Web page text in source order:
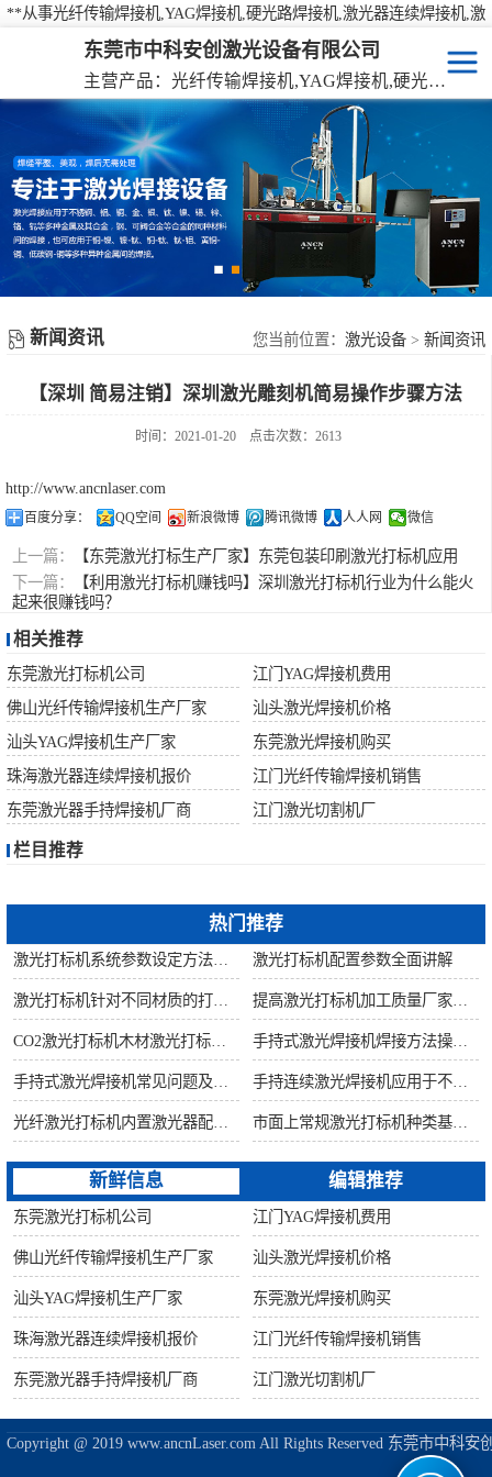
**从事光纤传输焊接机,YAG焊接机,硬光路焊接机,激光器连续焊接机,激
光焊接机,激光打标机,激光切割机等产品的研发、生产、销售
东莞市中科安创激光设备有限公司
主营产品：光纤传输焊接机,YAG焊接机,硬光路焊接机,激光器连续焊接机
新闻资讯 您当前位置： 激光设备 > 新闻资讯
【深圳 简易注销】深圳激光雕刻机简易操作步骤方法
时间：2021-01-20 点击次数：2613
http://www.ancnlaser.com
百度分享： QQ空间 新浪微博 腾讯微博 人人网 微信
上一篇：
【东莞激光打标生产厂家】东莞包装印刷激光打标机应用
下一篇：
【利用激光打标机赚钱吗】深圳激光打标机行业为什么能火
起来很赚钱吗？
相关推荐
东莞激光打标机公司
江门YAG焊接机费用
佛山光纤传输焊接机生产厂家
汕头激光焊接机价格
汕头YAG焊接机生产厂家
东莞激光焊接机购买
珠海激光器连续焊接机报价
江门光纤传输焊接机销售
东莞激光器手持焊接机厂商
江门激光切割机厂
栏目推荐
热门推荐
激光打标机配置参数全面讲解
新鲜信息 编辑推荐
东莞激光打标机公司 江门YAG焊接机费用
佛山光纤传输焊接机生产厂家 汕头激光焊接机价格
汕头YAG焊接机生产厂家 东莞激光焊接机购买
珠海激光器连续焊接机报价 江门光纤传输焊接机销售
东莞激光器手持焊接机厂商 江门激光切割机厂
Copyright @ 2019 www.ancnLaser.com All Rights Reserved 东莞市中科
激光焊接机
激光打标机
激光切割机
YAG硬光路激光焊接机
光纤传输激光焊接机
光纤激光器连续焊接机
机械手激光焊接机
手持激光焊接机